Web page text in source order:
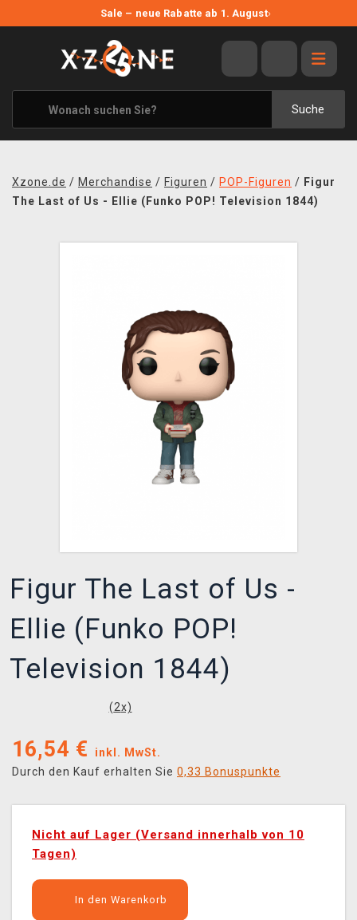
Sale – neue Rabatte ab 1. August›
Suche
ANGEBOTE
ALLE MARKEN
XZONE ORIGINALS
KLEIDUNG & ACCESSOIRES
BÜCHER & COMICS
Xzone.de / Merchandise / Figuren / POP-Figuren / Figur
The Last of Us - Ellie (Funko POP! Television 1844)
Figur The Last of Us -
Ellie (Funko POP!
Television 1844)
(2x)
16,54 €
inkl. MwSt.
Durch den Kauf erhalten Sie 0,33 Bonuspunkte
Nicht auf Lager (Versand innerhalb von 10
Tagen)
In den Warenkorb